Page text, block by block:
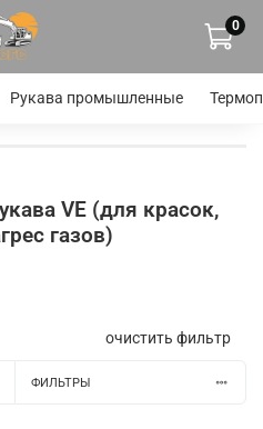
0
Рукава промышленные
VE (для красок,
газов)
очистить фильтр
ФИЛЬТРЫ